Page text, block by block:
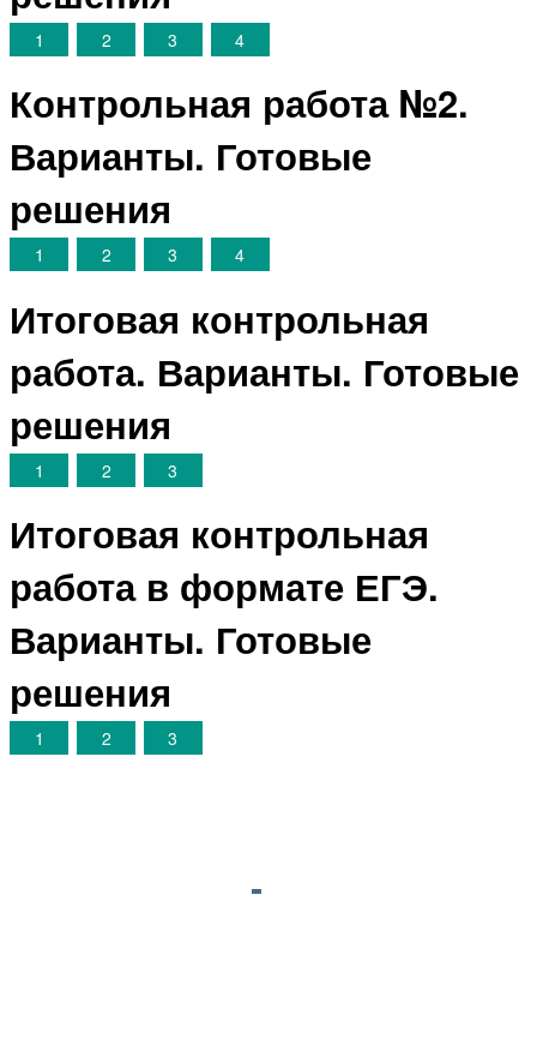
1 2 3 4
Контрольная работа №2.
Варианты. Готовые
решения
1 2 3 4
Итоговая контрольная
работа. Варианты. Готовые
решения
1 2 3
Итоговая контрольная
работа в формате ЕГЭ.
Варианты. Готовые
решения
1 2 3